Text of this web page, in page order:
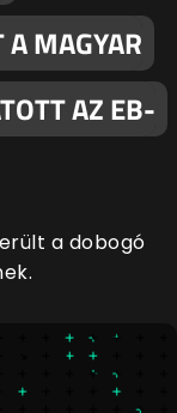
MAGYAR
AZ EB-
a dobogó